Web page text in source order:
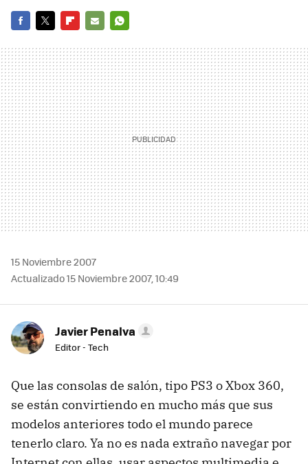
MAIL
15 Noviembre 2007
Actualizado 15 Noviembre 2007, 10:49
Javier Penalva
Editor - Tech
Que las consolas de salón, tipo PS3 o Xbox 360,
se están convirtiendo en mucho más que sus
modelos anteriores todo el mundo parece
tenerlo claro. Ya no es nada extraño navegar por